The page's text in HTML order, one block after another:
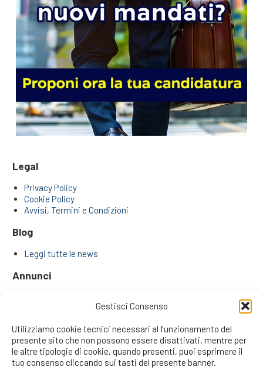
Gestisci Consenso
Utilizziamo cookie tecnici necessari al funzionamento del
presente sito che non possono essere disattivati, mentre per
le altre tipologie di cookie, quando presenti, puoi esprimere il
tuo consenso cliccando sui tasti del presente banner.
Legal
Privacy Policy
Cookie Policy
Avvisi, Termini e Condizioni
Blog
Leggi tutte le news
Annunci
I Plus di Trovareagenti.it